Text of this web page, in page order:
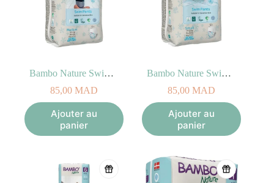
Bambo Nature Swim Pants taille M
85,00 MAD
Ajouter au
panier
Bambo Nature Swim Pants taille S
85,00 MAD
Ajouter au
panier